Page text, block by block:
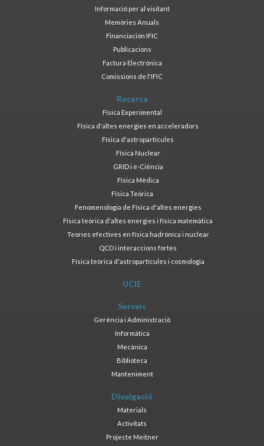
Informació per al visitant
Memòries Anuals
Financiación IFIC
Publicacions
Factura Electrònica
Comissions de l'IFIC
Recerca
Física Experimental
Física d'altes energies en acceleradors
Física d'astropartícules
Física Nuclear
GRID i e-Ciència
Física Mèdica
Física Teòrica
Fenomenologia de Física d'altes energies
Física teòrica d'altes energies i física matemàtica
Teories efectives en física hadrònica i nuclear
QCD i interaccions fortes
Física teòrica d'astropartícules i cosmologia
UCIE
Serveis
Gerència i Administració
Informàtica
Mecànica
Biblioteca
Manteniment
Divulgació
Materials
Activitats
Projecte Meitner